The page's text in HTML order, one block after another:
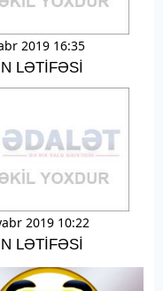
2019 16:35
LƏTİFƏSİ
2019 10:22
LƏTİFƏSİ